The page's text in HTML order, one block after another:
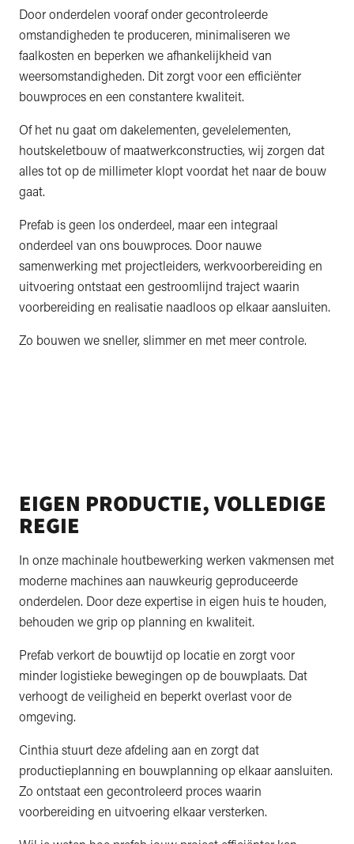
Door onderdelen vooraf onder gecontroleerde
omstandigheden te produceren, minimaliseren we
faalkosten en beperken we afhankelijkheid van
weersomstandigheden. Dit zorgt voor een efficiënter
bouwproces en een constantere kwaliteit.
Of het nu gaat om dakelementen, gevelelementen,
houtskeletbouw of maatwerkconstructies, wij zorgen dat
alles tot op de millimeter klopt voordat het naar de bouw
gaat.
Prefab is geen los onderdeel, maar een integraal
onderdeel van ons bouwproces. Door nauwe
samenwerking met projectleiders, werkvoorbereiding en
uitvoering ontstaat een gestroomlijnd traject waarin
voorbereiding en realisatie naadloos op elkaar aansluiten.
Zo bouwen we sneller, slimmer en met meer controle.
EIGEN PRODUCTIE, VOLLEDIGE
REGIE
In onze machinale houtbewerking werken vakmensen met
moderne machines aan nauwkeurig geproduceerde
onderdelen. Door deze expertise in eigen huis te houden,
behouden we grip op planning en kwaliteit.
Prefab verkort de bouwtijd op locatie en zorgt voor
minder logistieke bewegingen op de bouwplaats. Dat
verhoogt de veiligheid en beperkt overlast voor de
omgeving.
Cinthia stuurt deze afdeling aan en zorgt dat
productieplanning en bouwplanning op elkaar aansluiten.
Zo ontstaat een gecontroleerd proces waarin
voorbereiding en uitvoering elkaar versterken.